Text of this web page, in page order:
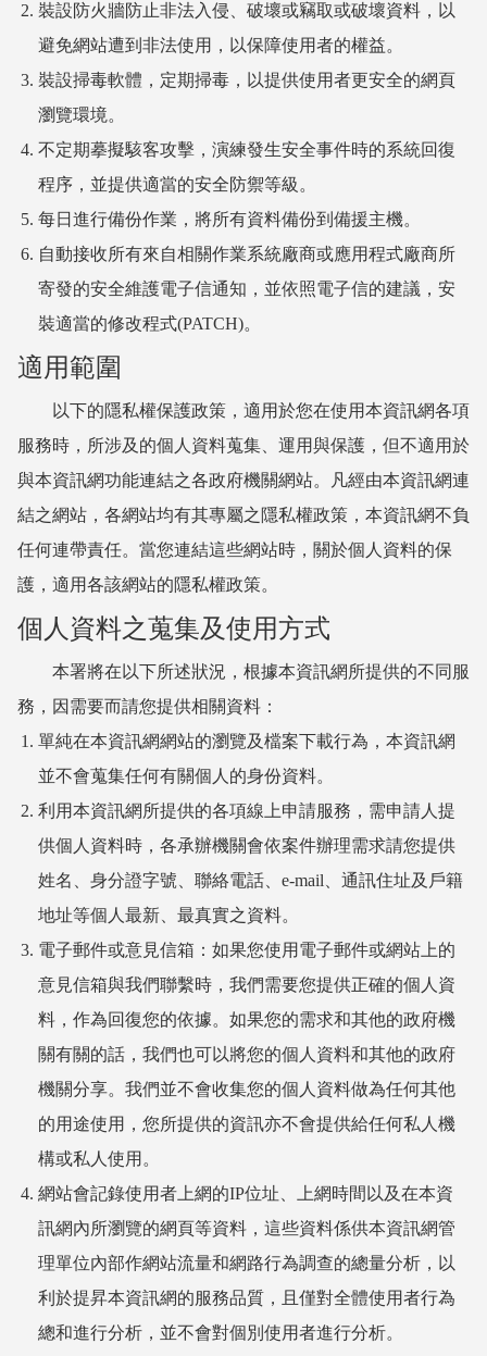
裝設防火牆防止非法入侵、破壞或竊取或破壞資料，以
避免網站遭到非法使用，以保障使用者的權益。
裝設掃毒軟體，定期掃毒，以提供使用者更安全的網頁
瀏覽環境。
不定期摹擬駭客攻擊，演練發生安全事件時的系統回復
程序，並提供適當的安全防禦等級。
每日進行備份作業，將所有資料備份到備援主機。
自動接收所有來自相關作業系統廠商或應用程式廠商所
寄發的安全維護電子信通知，並依照電子信的建議，安
裝適當的修改程式(PATCH)。
適用範圍
以下的隱私權保護政策，適用於您在使用本資訊網各項
服務時，所涉及的個人資料蒐集、運用與保護，但不適用於
與本資訊網功能連結之各政府機關網站。凡經由本資訊網連
結之網站，各網站均有其專屬之隱私權政策，本資訊網不負
任何連帶責任。當您連結這些網站時，關於個人資料的保
護，適用各該網站的隱私權政策。
個人資料之蒐集及使用方式
本署將在以下所述狀況，根據本資訊網所提供的不同服
務，因需要而請您提供相關資料：
單純在本資訊網網站的瀏覽及檔案下載行為，本資訊網
並不會蒐集任何有關個人的身份資料。
利用本資訊網所提供的各項線上申請服務，需申請人提
供個人資料時，各承辦機關會依案件辦理需求請您提供
姓名、身分證字號、聯絡電話、e-mail、通訊住址及戶籍
地址等個人最新、最真實之資料。
電子郵件或意見信箱：如果您使用電子郵件或網站上的
意見信箱與我們聯繫時，我們需要您提供正確的個人資
料，作為回復您的依據。如果您的需求和其他的政府機
關有關的話，我們也可以將您的個人資料和其他的政府
機關分享。我們並不會收集您的個人資料做為任何其他
的用途使用，您所提供的資訊亦不會提供給任何私人機
構或私人使用。
網站會記錄使用者上網的IP位址、上網時間以及在本資
訊網內所瀏覽的網頁等資料，這些資料係供本資訊網管
理單位內部作網站流量和網路行為調查的總量分析，以
利於提昇本資訊網的服務品質，且僅對全體使用者行為
總和進行分析，並不會對個別使用者進行分析。